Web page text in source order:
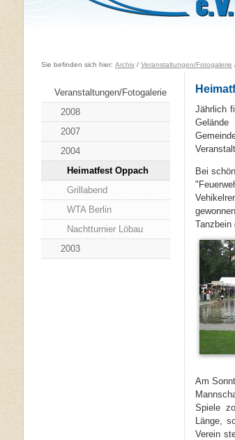
Sie befinden sich hier: Archiv / Veranstaltungen/Fotogalerie
Veranstaltungen/Fotogalerie
2008
2007
2004
Heimatfest Oppach
Grillabend
WTA Berlin
Nachtturnier Löbau
2003
Jährlich
Bei
Tanzbein
Am
Spiele
Länge,
Verein